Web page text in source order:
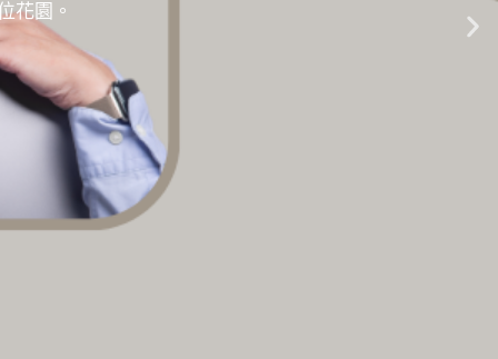
位花園。
式AI教學 |
點擊這裡